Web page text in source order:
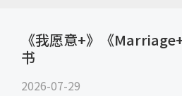
《我愿意+》《
书
2026-07-29